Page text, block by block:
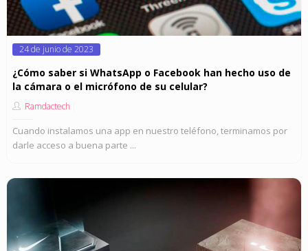
Posted
24 de junio de 2023
¿Cómo saber si WhatsApp o Facebook han hecho uso de
la cámara o el micrófono de su celular?
Ramdactech
Cuando instalamos una app en nuestro teléfono, terminamos por
darle acceso a buena parte ...